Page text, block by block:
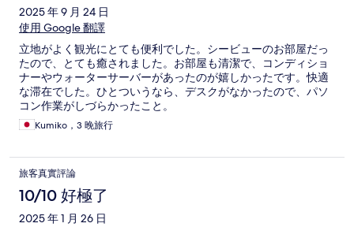
2025 年 9 月 24 日
使用 Google 翻譯
立地がよく観光にとても便利でした。シービューのお部屋だっ
たので、とても癒されました。お部屋も清潔で、コンディショ
ナーやウォーターサーバーがあったのが嬉しかったです。快適
な滞在でした。ひとついうなら、デスクがなかったので、パソ
コン作業がしづらかったこと。
Kumiko，3 晚旅行
旅客真實評論
10/10 好極了
2025 年 1 月 26 日